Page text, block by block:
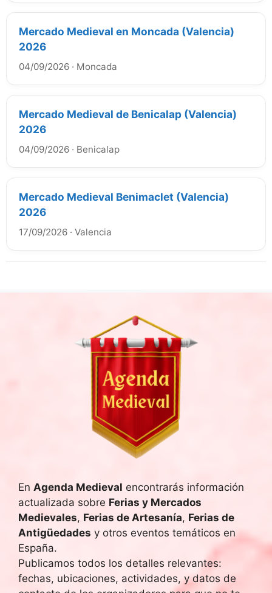
Mercado Medieval en Moncada (Valencia)
2026
04/09/2026 · Moncada
Mercado Medieval de Benicalap (Valencia)
2026
04/09/2026 · Benicalap
Mercado Medieval Benimaclet (Valencia)
2026
17/09/2026 · Valencia
En Agenda Medieval encontrarás información
actualizada sobre Ferias y Mercados
Medievales, Ferias de Artesanía, Ferias de
Antigüedades y otros eventos temáticos en
España.
Publicamos todos los detalles relevantes:
fechas, ubicaciones, actividades, y datos de